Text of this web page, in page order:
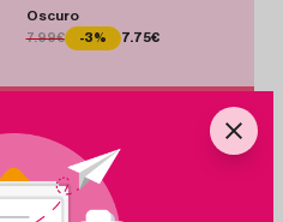
Oscuro
7.99€ -3% 7.75€